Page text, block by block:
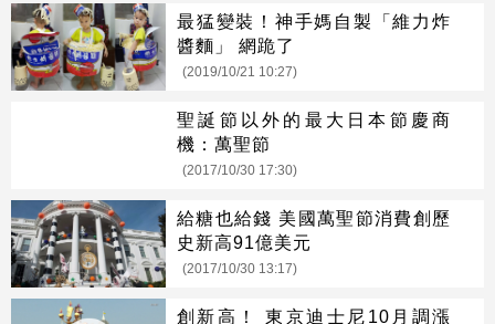
最猛變裝！神手媽自製「維力炸
醬麵」 網跪了
(2019/10/21 10:27)
聖誕節以外的最大日本節慶商
機：萬聖節
(2017/10/30 17:30)
給糖也給錢 美國萬聖節消費創歷
史新高91億美元
(2017/10/30 13:17)
創新高！ 東京迪士尼10月調漲